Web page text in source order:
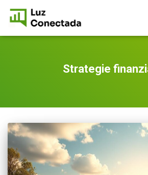
Strategie